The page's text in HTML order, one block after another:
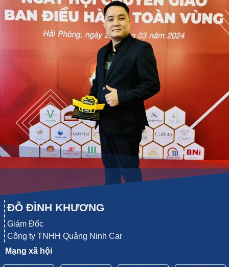
ĐỖ ĐÌNH KHƯƠNG
Giám Đốc
Công ty TNHH Quảng Ninh Car
Mạng xã hội